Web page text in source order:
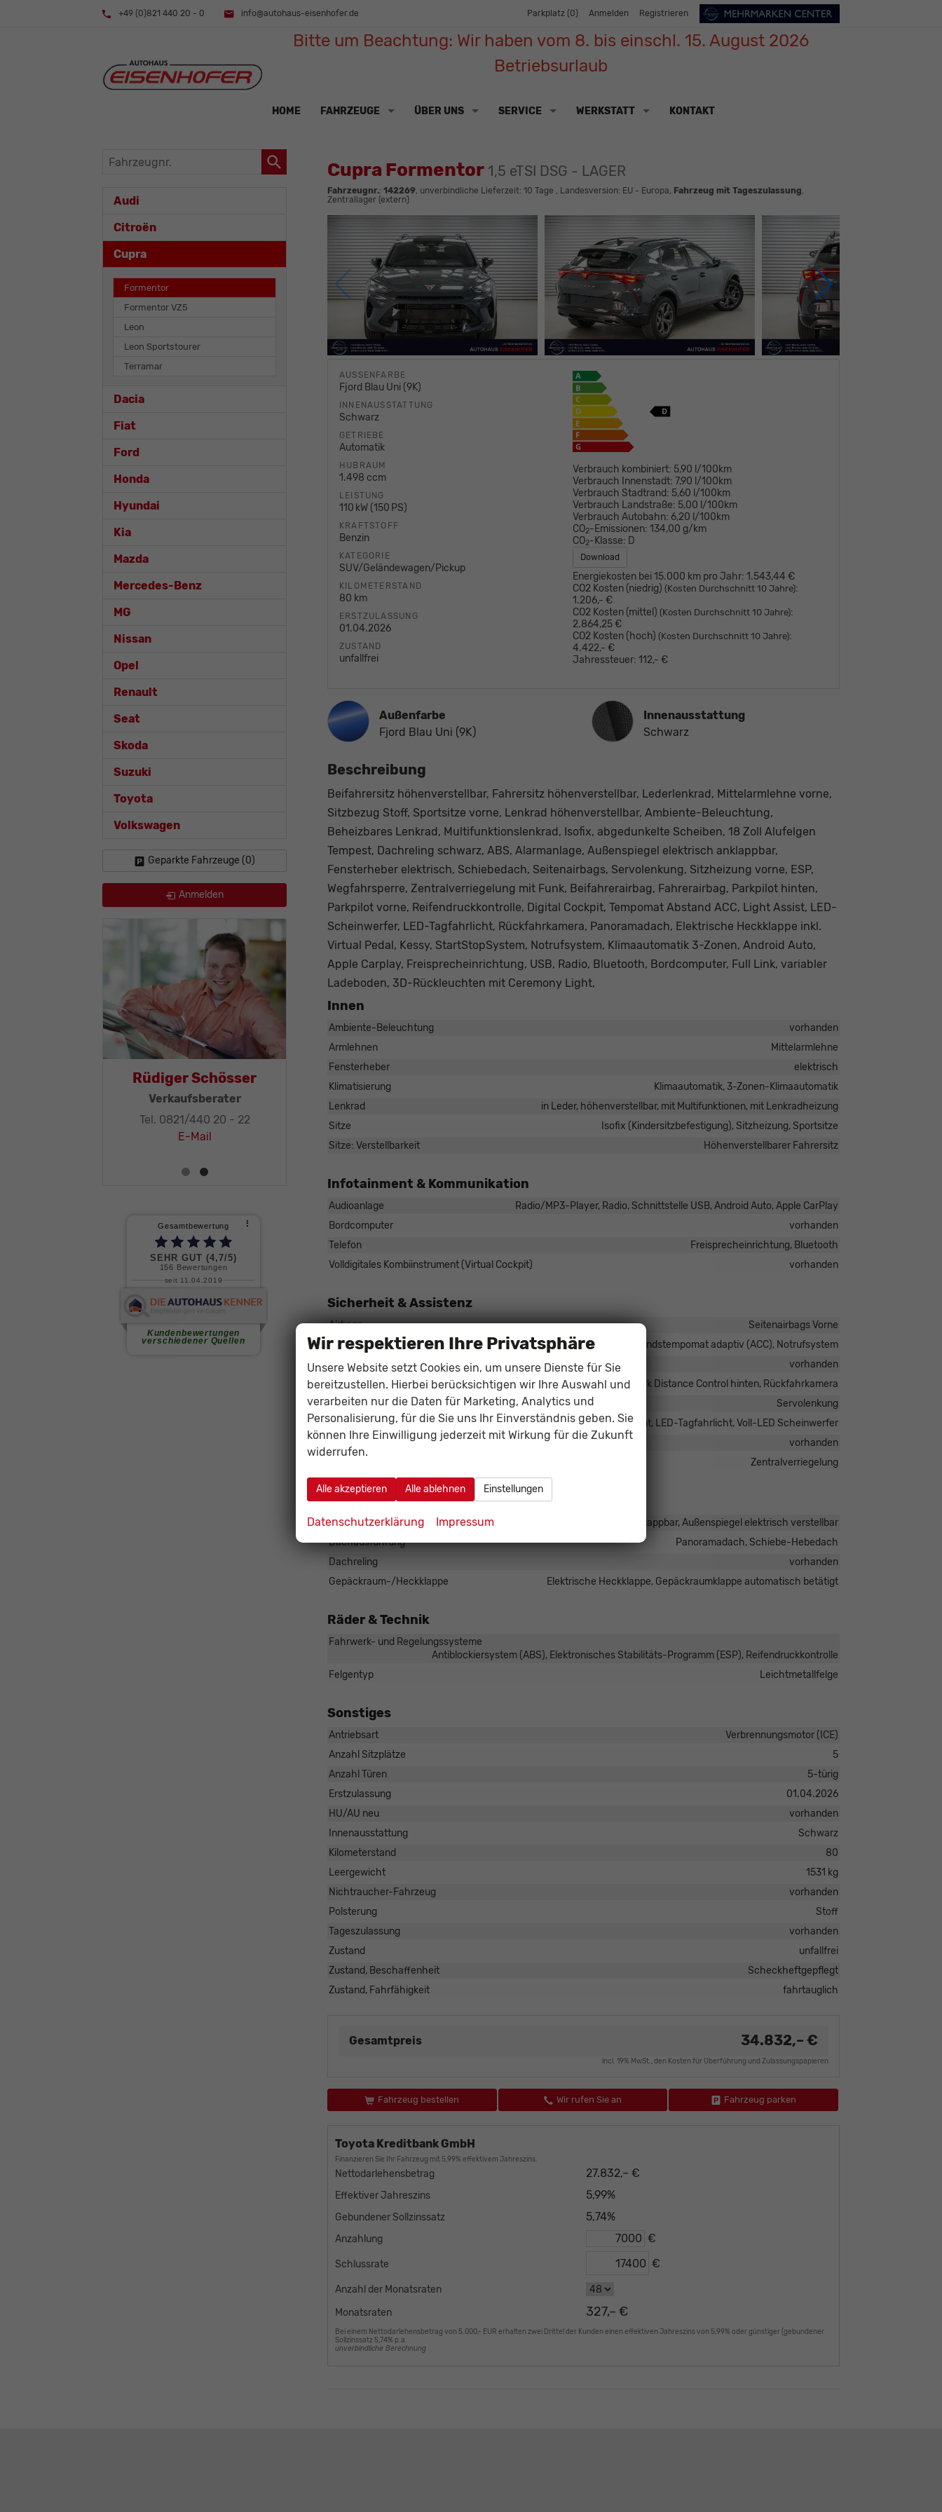
+49 (0)821 440 20 - 0 info@autohaus-eisenhofer.de Parkplatz (0) Anmelden Registrieren
Bitte um Beachtung: Wir haben vom 8. bis einschl. 15. August 2026
Betriebsurlaub
HOME FAHRZEUGE ÜBER UNS SERVICE WERKSTATT KONTAKT
Cupra Formentor 1,5 eTSI DSG - LAGER
Fahrzeugnr.: 142269, unverbindliche Lieferzeit: 10 Tage , Landesversion: EU - Europa, Fahrzeug mit Tageszulassung,
Zentrallager (extern)
AUSSENFARBE
Fjord Blau Uni (9K)
INNENAUSSTATTUNG
Schwarz
GETRIEBE
Automatik
HUBRAUM
1.498 ccm
LEISTUNG
110 kW (150 PS)
KRAFTSTOFF
Benzin
KATEGORIE
SUV/Geländewagen/Pickup
KILOMETERSTAND
80 km
ERSTZULASSUNG
01.04.2026
ZUSTAND
unfallfrei
Verbrauch kombiniert: 5,90 l/100km
Verbrauch Innenstadt: 7,90 l/100km
Verbrauch Stadtrand: 5,60 l/100km
Verbrauch Landstraße: 5,00 l/100km
Verbrauch Autobahn: 6,20 l/100km
CO2-Emissionen: 134,00 g/km
CO2-Klasse: D
Download
Energiekosten bei 15.000 km pro Jahr: 1.543,44 €
CO2 Kosten (niedrig) (Kosten Durchschnitt 10 Jahre):
1.206,- €
CO2 Kosten (mittel) (Kosten Durchschnitt 10 Jahre):
2.864,25 €
CO2 Kosten (hoch) (Kosten Durchschnitt 10 Jahre):
4.422,- €
Jahressteuer: 112,- €
Außenfarbe
Fjord Blau Uni (9K)
Innenausstattung
Innenausstattung
Schwarz
Beschreibung
Beifahrersitz höhenverstellbar, Fahrersitz höhenverstellbar, Lederlenkrad, Mittelarmlehne vorne,
Sitzbezug Stoff, Sportsitze vorne, Lenkrad höhenverstellbar, Ambiente-Beleuchtung,
Beheizbares Lenkrad, Multifunktionslenkrad, Isofix, abgedunkelte Scheiben, 18 Zoll Alufelgen
Tempest, Dachreling schwarz, ABS, Alarmanlage, Außenspiegel elektrisch anklappbar,
Fensterheber elektrisch, Schiebedach, Seitenairbags, Servolenkung, Sitzheizung vorne, ESP,
Wegfahrsperre, Zentralverriegelung mit Funk, Beifahrerairbag, Fahrerairbag, Parkpilot hinten,
Parkpilot vorne, Reifendruckkontrolle, Digital Cockpit, Tempomat Abstand ACC, Light Assist, LED-
Scheinwerfer, LED-Tagfahrlicht, Rückfahrkamera, Panoramadach, Elektrische Heckklappe inkl.
Virtual Pedal, Kessy, StartStopSystem, Notrufsystem, Klimaautomatik 3-Zonen, Android Auto,
Apple Carplay, Freisprecheinrichtung, USB, Radio, Bluetooth, Bordcomputer, Full Link, variabler
Ladeboden, 3D-Rückleuchten mit Ceremony Light,
Innen
Ambiente-Beleuchtung
vorhanden
Armlehnen
Mittelarmlehne
Fensterheber
elektrisch
Klimatisierung
Klimaautomatik, 3-Zonen-Klimaautomatik
Lenkrad
in Leder, höhenverstellbar, mit Multifunktionen, mit Lenkradheizung
Sitze
Isofix (Kindersitzbefestigung), Sitzheizung, Sportsitze
Sitze: Verstellbarkeit
Höhenverstellbarer Fahrersitz
Infotainment & Kommunikation
Audioanlage
Radio/MP3-Player, Radio, Schnittstelle USB, Android Auto, Apple CarPlay
Bordcomputer
vorhanden
Telefon
Freisprecheinrichtung, Bluetooth
Volldigitales Kombiinstrument (Virtual Cockpit)
vorhanden
Sicherheit & Assistenz
Airbags
Seitenairbags Vorne
Assistenzsysteme
Tempomat, Tempomat mit Lenkradkontrolle, Abstandstempomat adaptiv (ACC), Notrufsystem
Diebstahl-Alarmanlage
vorhanden
Einparkhilfe
Park Distance Control vorne, Park Distance Control hinten, Rückfahrkamera
Lenkung
Servolenkung
Lichttechnik
LED-Scheinwerfer, Fernlichtassistent, LED-Tagfahrlicht, Voll-LED Scheinwerfer
Start/Stop-Automatik
vorhanden
Zentralverriegelung
Außen
Außenspiegel
Außenspiegel elektrisch anklappbar, Außenspiegel elektrisch verstellbar
Dachausführung
Panoramadach, Schiebe-Hebedach
Dachreling
vorhanden
Gepäckraum-/Heckklappe
Elektrische Heckklappe, Gepäckraumklappe automatisch betätigt
Räder & Technik
Fahrwerk- und Regelungssysteme
Antiblockiersystem (ABS), Elektronisches Stabilitäts-Programm (ESP), Reifendruckkontrolle
Felgentyp
Leichtmetallfelge
Sonstiges
Antriebsart
Verbrennungsmotor (ICE)
Anzahl Sitzplätze
5
Anzahl Türen
5-türig
Erstzulassung
01.04.2026
HU/AU neu
vorhanden
Innenausstattung
Schwarz
Kilometerstand
80
Leergewicht
1531 kg
Nichtraucher-Fahrzeug
vorhanden
Polsterung
Stoff
Tageszulassung
vorhanden
Zustand
unfallfrei
Zustand, Beschaffenheit
Scheckheftgepflegt
Zustand, Fahrfähigkeit
fahrtauglich
Gesamtpreis 34.832,– €
incl. 19% MwSt., den Kosten für Überführung und Zulassungspapieren
Fahrzeug bestellen Wir rufen Sie an Fahrzeug parken
Toyota Kreditbank GmbH
Finanzieren Sie Ihr Fahrzeug mit 5,99% effektivem Jahreszins.
Nettodarlehensbetrag 27.832,– €
Effektiver Jahreszins 5,99%
Gebundener Sollzinssatz 5,74%
Anzahlung €
Schlussrate €
Anzahl der Monatsraten
Monatsraten
327,– €
Bei einem Nettodarlehensbetrag von 5.000,- EUR erhalten zwei Drittel der Kunden einen effektiven Jahreszins von 5,99% oder günstiger (gebundener
Sollzinssatz 5,74% p.a.
unverbindliche Berechnung
Fahrzeugnr.
Audi
Citroën
Cupra
Formentor
Formentor VZ5
Leon
Leon Sportstourer
Terramar
Dacia
Fiat
Ford
Honda
Hyundai
Kia
Mazda
Mercedes-Benz
MG
Nissan
Opel
Renault
Seat
Skoda
Suzuki
Toyota
Volkswagen
Geparkte Fahrzeuge (0)
Anmelden
Rüdiger Schösser
Verkaufsberater
Tel. 0821/440 20 - 22
E-Mail
Wir respektieren Ihre Privatsphäre
Unsere Website setzt Cookies ein, um unsere Dienste für Sie
bereitzustellen. Hierbei berücksichtigen wir Ihre Auswahl und
verarbeiten nur die Daten für Marketing, Analytics und
Personalisierung, für die Sie uns Ihr Einverständnis geben. Sie
können Ihre Einwilligung jederzeit mit Wirkung für die Zukunft
widerrufen.
Alle akzeptieren Alle ablehnen Einstellungen
Datenschutzerklärung Impressum